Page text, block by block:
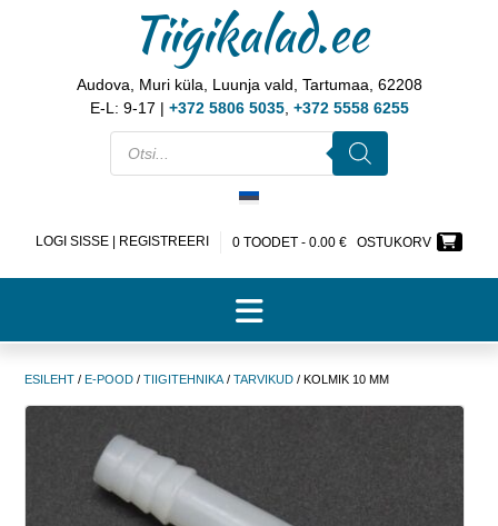
Tiigikalad.ee
Audova, Muri küla, Luunja vald, Tartumaa, 62208
E-L: 9-17 | +372 5806 5035, +372 5558 6255
LOGI SISSE | REGISTREERI 0 TOODET - 0.00 € OSTUKORV
ESILEHT / E-POOD / TIIGITEHNIKA / TARVIKUD / KOLMIK 10 MM